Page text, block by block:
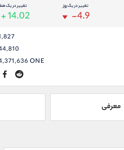
تغییر در یک روز
-4.9
تغییر در یک
+ 14.02
ONE
معرفی